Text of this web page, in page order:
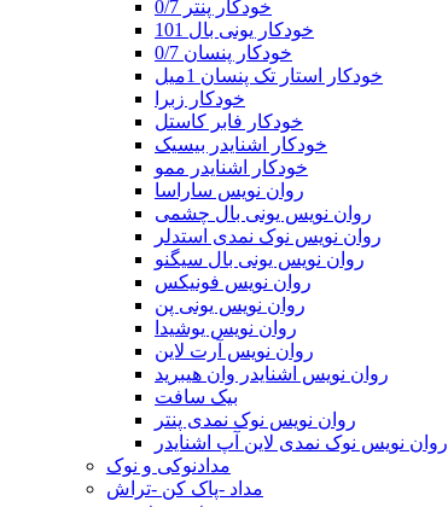
خودکار پنتر 0/7
خودکار یونی بال 101
خودکار پنسان 0/7
خودکار استار تک پنسان 1میل
خودکار زبرا
خودکار فابر کاستل
خودکار اشنایدر بیسیک
خودکار اشنایدر ممو
روان نویس ساراسا
روان نویس یونی بال چشمی
روان نویس نوک نمدی استدلر
روان نویس یونی بال سیگنو
روان نویس فونیکس
روان نویس یونی پن
روان نویس یوشیدا
روان نویس آرت لاین
روان نویس اشنایدر وان هیبرید
بیک سافت
روان نویس نوک نمدی پنتر
روان نویس نوک نمدی لاین آپ اشنایدر
مدادنوکی و نوک
مداد -پاک کن -تراش